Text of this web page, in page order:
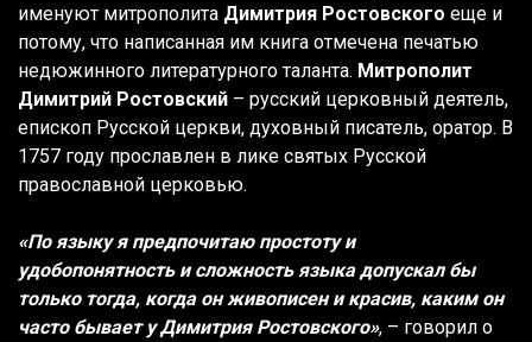
именуют митрополита Димитрия Ростовского еще и
потому, что написанная им книга отмечена печатью
недюжинного литературного таланта. Митрополит
Димитрий Ростовский – русский церковный деятель,
епископ Русской церкви, духовный писатель, оратор. В
1757 году прославлен в лике святых Русской
православной церковью.
«По языку я предпочитаю простоту и
удобопонятность и сложность языка допускал бы
только тогда, когда он живописен и красив, каким он
часто бывает у Димитрия Ростовского», – говорил о